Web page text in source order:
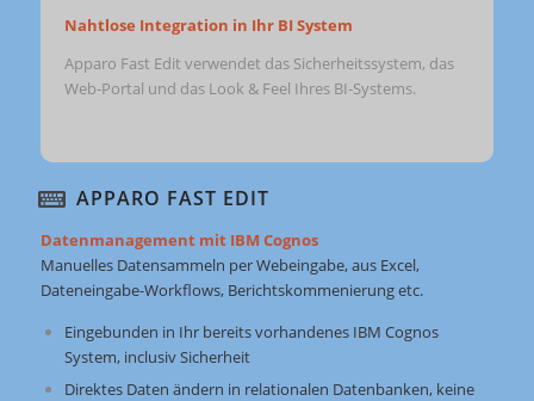
Nahtlose Integration in Ihr BI System
Apparo Fast Edit verwendet das Sicherheitssystem, das
Web-Portal und das Look & Feel Ihres BI-Systems.
APPARO FAST EDIT
Datenmanagement mit IBM Cognos
Manuelles Datensammeln per Webeingabe, aus Excel,
Dateneingabe-Workflows, Berichtskommenierung etc.
Eingebunden in Ihr bereits vorhandenes IBM Cognos
System, inclusiv Sicherheit
Direktes Daten ändern in relationalen Datenbanken, keine